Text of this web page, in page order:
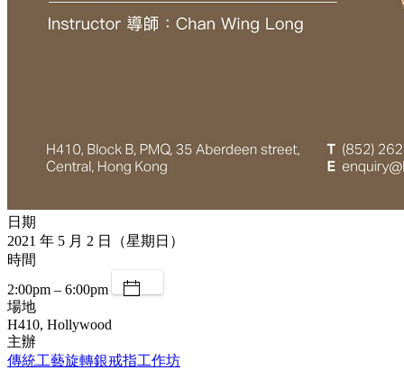
日期
2021 年 5 月 2 日（星期日）
時間
2:00pm – 6:00pm
場地
H410, Hollywood
主辦
傳統工藝旋轉銀戒指工作坊